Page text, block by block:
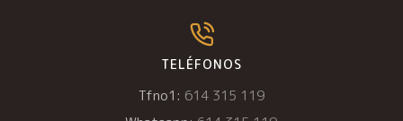
TELÉFONOS
Tfno1: 614 315 119